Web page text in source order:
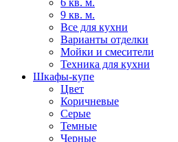
6 кв. м.
9 кв. м.
Все для кухни
Варианты отделки
Мойки и смесители
Техника для кухни
Шкафы-купе
Цвет
Коричневые
Серые
Темные
Черные